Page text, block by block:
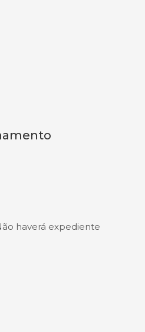
haverá expediente